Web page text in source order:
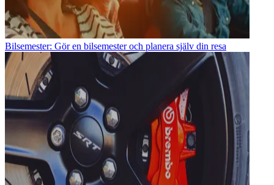
Bilsemester: Gör en bilsemester och planera själv din resa